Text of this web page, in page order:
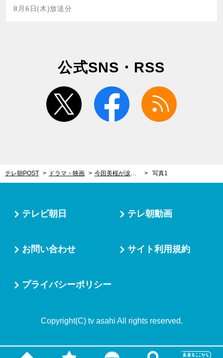
8月6日(木)放送分
公式SNS・RSS
twitter facebook
テレ朝POST ドラマ・映画 今田美桜が涙…！どちらの患者を優先するか “若き救命医”の決断が第1話から心に突き刺さる＜ドラマ『クロスロード』＞ 写真1
テレビ朝日 テレ朝動画
お問い合わせ サイト利用規約
プライバシーポリシー
Copyright(C) tv asahi All rights reserved.